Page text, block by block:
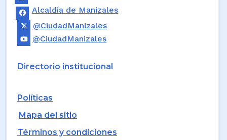
Alcaldía de Manizales
@CiudadManizales
@CiudadManizales
Directorio institucional
Políticas
Mapa del sitio
Términos y condiciones